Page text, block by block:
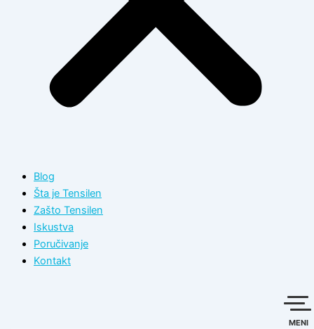
Blog
Šta je Tensilen
Zašto Tensilen
Iskustva
Poručivanje
Kontakt
MENI